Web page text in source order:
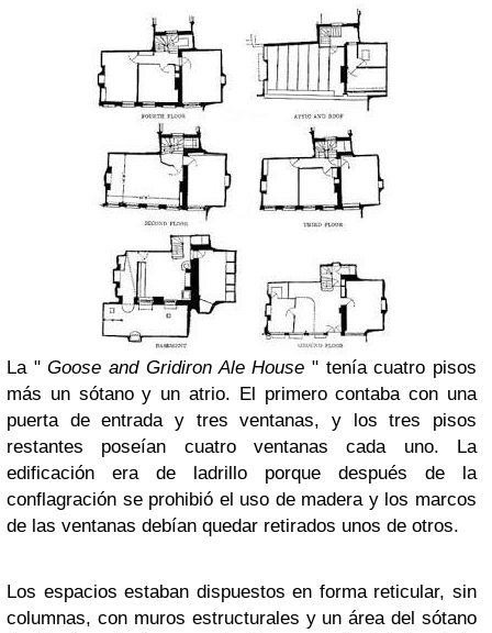
La "Goose and Gridiron Ale House " tenía cuatro pisos
más un sótano y un atrio. El primero contaba con una
puerta de entrada y tres ventanas, y los tres pisos
restantes poseían cuatro ventanas cada uno. La
edificación era de ladrillo porque después de la
conflagración se prohibió el uso de madera y los marcos
de las ventanas debían quedar retirados unos de otros.
Los espacios estaban dispuestos en forma reticular, sin
columnas, con muros estructurales y un área del sótano